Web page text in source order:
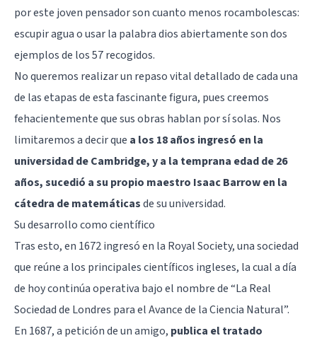
por este joven pensador son cuanto menos rocambolescas:
escupir agua o usar la palabra dios abiertamente son dos
ejemplos de los 57 recogidos.
No queremos realizar un repaso vital detallado de cada una
de las etapas de esta fascinante figura, pues creemos
fehacientemente que sus obras hablan por sí solas. Nos
limitaremos a decir que a los 18 años ingresó en la
universidad de Cambridge, y a la temprana edad de 26
años, sucedió a su propio maestro Isaac Barrow en la
cátedra de matemáticasde su universidad.
Su desarrollo como científico
Tras esto, en 1672 ingresó en la Royal Society, una sociedad
que reúne a los principales científicos ingleses, la cual a día
de hoy continúa operativa bajo el nombre de “La Real
Sociedad de Londres para el Avance de la Ciencia Natural”.
En 1687, a petición de un amigo, publica el tratado